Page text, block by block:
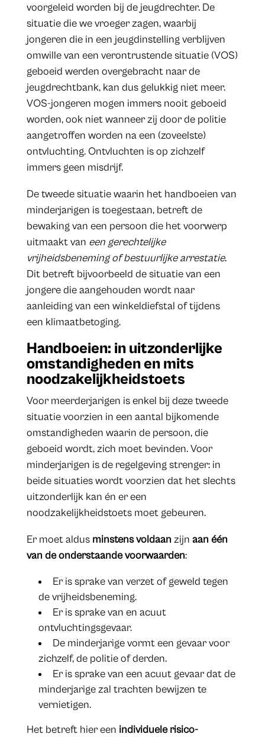
voorgeleid worden bij de jeugdrechter. De
situatie die we vroeger zagen, waarbij
jongeren die in een jeugdinstelling verblijven
omwille van een verontrustende situatie (VOS)
geboeid werden overgebracht naar de
jeugdrechtbank, kan dus gelukkig niet meer.
VOS-jongeren mogen immers nooit geboeid
worden, ook niet wanneer zij door de politie
aangetroffen worden na een (zoveelste)
ontvluchting. Ontvluchten is op zichzelf
immers geen misdrijf.
De tweede situatie waarin het handboeien van
minderjarigen is toegestaan, betreft de
bewaking van een persoon die het voorwerp
uitmaakt van een gerechtelijke
vrijheidsbeneming of bestuurlijke arrestatie.
Dit betreft bijvoorbeeld de situatie van een
jongere die aangehouden wordt naar
aanleiding van een winkeldiefstal of tijdens
een klimaatbetoging.
Handboeien: in uitzonderlijke
omstandigheden en mits
noodzakelijkheidstoets
Voor meerderjarigen is enkel bij deze tweede
situatie voorzien in een aantal bijkomende
omstandigheden waarin de persoon, die
geboeid wordt, zich moet bevinden. Voor
minderjarigen is de regelgeving strenger: in
beide situaties wordt voorzien dat het slechts
uitzonderlijk kan én er een
noodzakelijkheidstoets moet gebeuren.
Er moet aldus minstens voldaan zijn aan één
van de onderstaande voorwaarden:
Er is sprake van verzet of geweld tegen
de vrijheidsbeneming.
Er is sprake van en acuut
ontvluchtingsgevaar.
De minderjarige vormt een gevaar voor
zichzelf, de politie of derden.
Er is sprake van een acuut gevaar dat de
minderjarige zal trachten bewijzen te
vernietigen.
Het betreft hier een individuele risico-